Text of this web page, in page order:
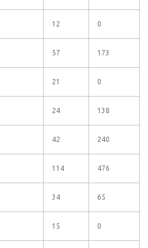
12 0
57 173
21 0
24 138
42 240
114 476
34 65
15 0